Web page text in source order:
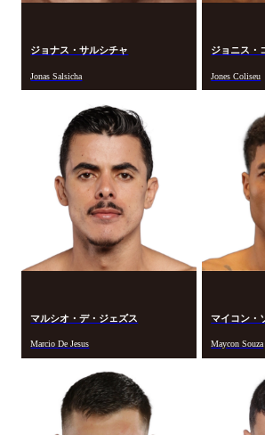
ジョナス・サルシチャ
Jonas Salsicha
ジョニス・
Jones Coliseu
マルシオ・デ・ジェズス
Marcio De Jesus
マイコン・
Maycon Souza